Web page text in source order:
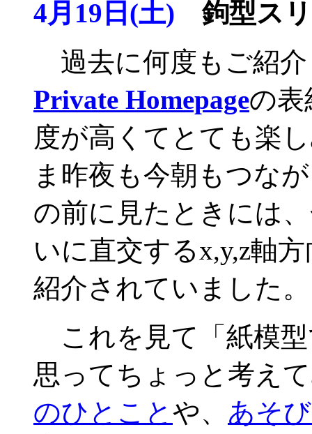
4月19日(土) 鉤型スリ
過去に何度もご紹
Private Homepageの表
度が高くてとても楽
ま昨夜も今朝もつな
の前に見たときには
いに直交するx,y,z軸
紹介されていました。
これを見て「紙模
思ってちょっと考え
のひとこと や、 あそ